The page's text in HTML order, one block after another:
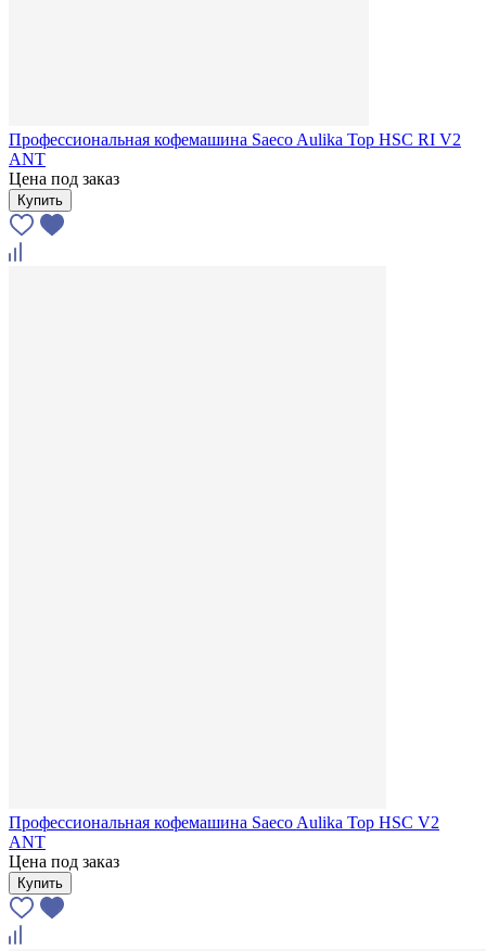
Профессиональная кофемашина Saeco Aulika Top HSC RI V2
ANT
Цена под заказ
Купить
Профессиональная кофемашина Saeco Aulika Top HSC V2
ANT
Цена под заказ
Купить